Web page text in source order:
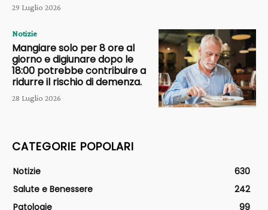
29 Luglio 2026
Notizie
Mangiare solo per 8 ore al
giorno e digiunare dopo le
18:00 potrebbe contribuire a
ridurre il rischio di demenza.
28 Luglio 2026
CATEGORIE POPOLARI
Notizie
630
Salute e Benessere
242
Patologie
99